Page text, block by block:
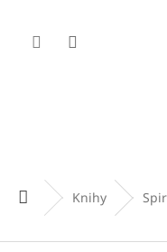
obsah
Domů Knihy